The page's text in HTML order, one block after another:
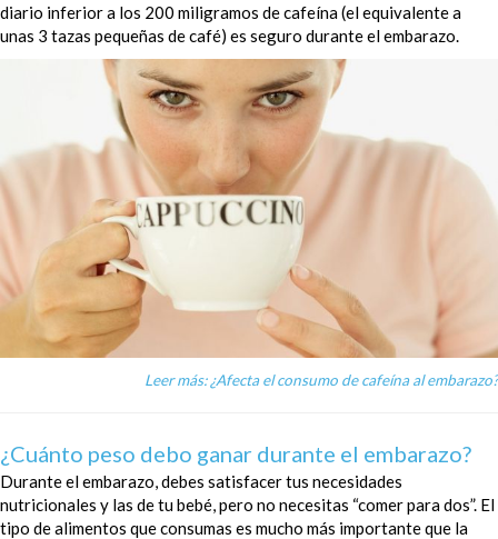
diario inferior a los 200 miligramos de cafeína (el equivalente a
unas 3 tazas pequeñas de café) es seguro durante el embarazo.
Leer más: ¿Afecta el consumo de cafeína al embarazo?
¿Cuánto peso debo ganar durante el embarazo?
Durante el embarazo, debes satisfacer tus necesidades
nutricionales y las de tu bebé, pero no necesitas “comer para dos”. El
tipo de alimentos que consumas es mucho más importante que la